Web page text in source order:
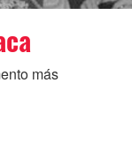
más